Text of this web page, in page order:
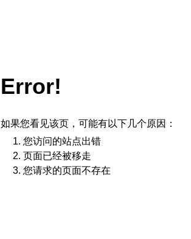
Error!
如果您看见该页，可能有以下几个原因：
您访问的站点出错
页面已经被移走
您请求的页面不存在